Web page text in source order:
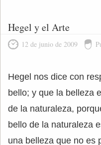
Hegel y el Arte
12 de junio de 2009
Hegel nos dice con
bello; y que la belleza
de la naturaleza,
bello de la naturaleza
una belleza que no es